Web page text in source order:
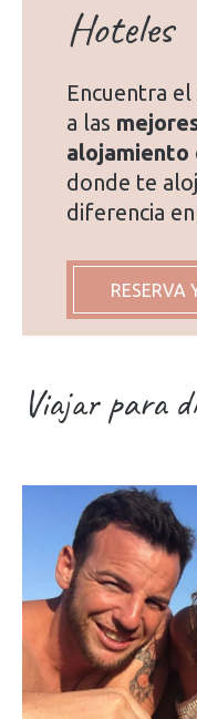
Hoteles
Encuentra
a las
alojamiento
donde te
diferencia
RESERVA
Viajar para